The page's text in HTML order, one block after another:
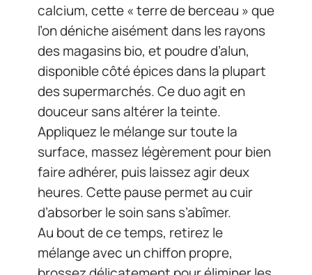
calcium, cette « terre de berceau » que
l’on déniche aisément dans les rayons
des magasins bio, et poudre d’alun,
disponible côté épices dans la plupart
des supermarchés. Ce duo agit en
douceur sans altérer la teinte.
Appliquez le mélange sur toute la
surface, massez légèrement pour bien
faire adhérer, puis laissez agir deux
heures. Cette pause permet au cuir
d’absorber le soin sans s’abîmer.
Au bout de ce temps, retirez le
mélange avec un chiffon propre,